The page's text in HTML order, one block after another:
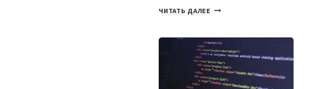
ЧИТАТЬ ДАЛЕЕ ТАСК-
ПОЛЕЗНЫХ
ИНСТРУМЕНТОВ
ДЛЯ
РАБОТЫ